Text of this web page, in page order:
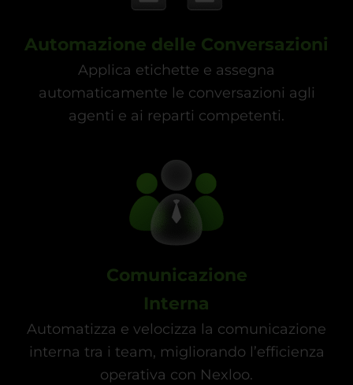
Automazione delle Conversazioni
Applica etichette e assegna
automaticamente le conversazioni agli
agenti e ai reparti competenti.
Comunicazione
Interna
Automatizza e velocizza la comunicazione
interna tra i team, migliorando l’efficienza
operativa con Nexloo.